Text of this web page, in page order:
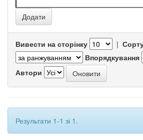
Вивести на сторінку |
Впорядкування
Автори
Результати 1-1 зі 1.